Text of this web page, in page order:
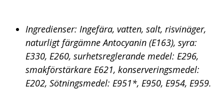
Ingredienser: Ingefära, vatten, salt, risvinäger,
naturligt färgämne Antocyanin (E163), syra:
E330, E260, surhetsreglerande medel: E296,
smakförstärkare E621, konserveringsmedel:
E202, Sötningsmedel: E951*, E950, E954, E959.